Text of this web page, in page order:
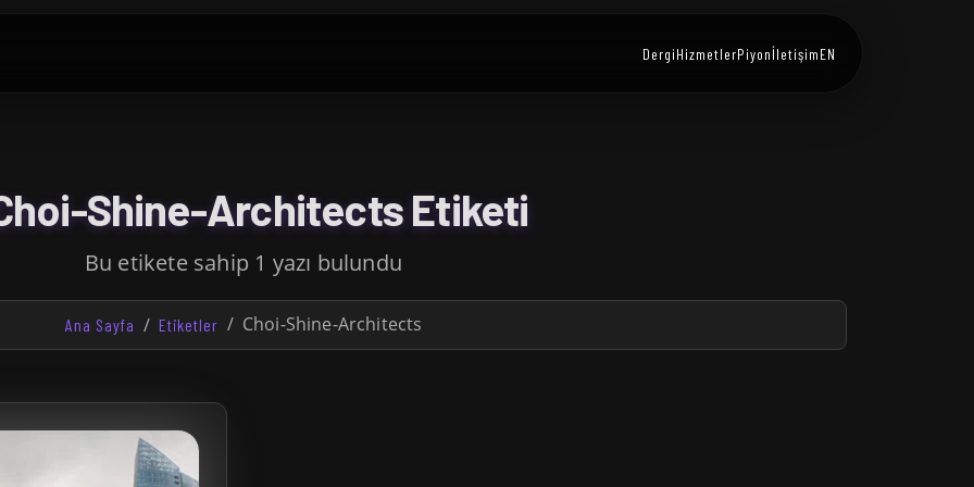
DergiHizmetlerPiyonİletişimEN
Shine-Architects Etiketi
Bu etikete sahip 1 yazı bulundu
Ana Sayfa Etiketler Choi-Shine-Architects